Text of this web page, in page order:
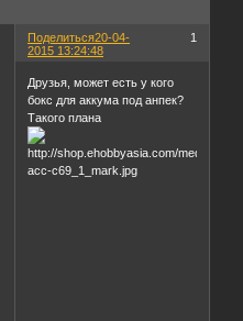
Поделиться 1
20-04-
2015 13:24:48
Друзья, может есть у кого
бокс для аккума под анпек?
Такого плана